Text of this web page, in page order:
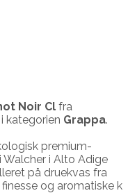
Noir Cl fra
kategorien Grappa.
premium-
i Alto Adige
på druekvas fra
og aromatiske k